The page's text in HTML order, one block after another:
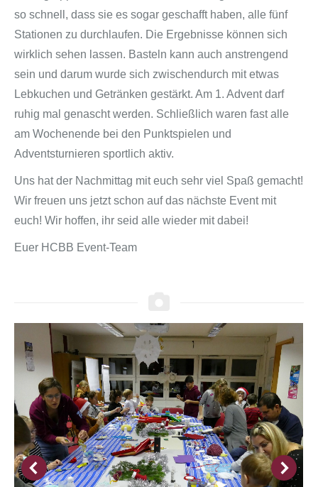
so schnell, dass sie es sogar geschafft haben, alle fünf
Stationen zu durchlaufen. Die Ergebnisse können sich
wirklich sehen lassen. Basteln kann auch anstrengend
sein und darum wurde sich zwischendurch mit etwas
Lebkuchen und Getränken gestärkt. Am 1. Advent darf
ruhig mal genascht werden. Schließlich waren fast alle
am Wochenende bei den Punktspielen und
Adventsturnieren sportlich aktiv.
Uns hat der Nachmittag mit euch sehr viel Spaß gemacht!
Wir freuen uns jetzt schon auf das nächste Event mit
euch! Wir hoffen, ihr seid alle wieder mit dabei!
Euer HCBB Event-Team